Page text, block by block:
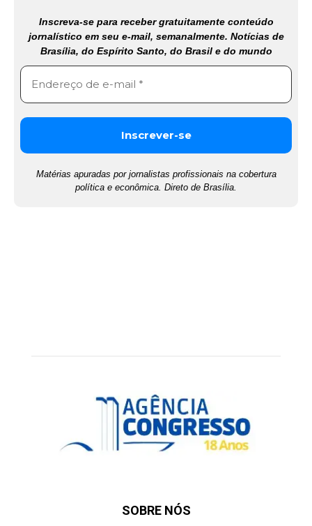
Inscreva-se para receber gratuitamente conteúdo
jornalístico em seu e-mail, semanalmente. Notícias de
Brasília, do Espírito Santo, do Brasil e do mundo
Matérias apuradas por jornalistas profissionais na cobertura
política e econômica. Direto de Brasília.
SOBRE NÓS